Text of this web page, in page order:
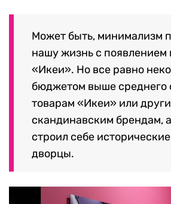
Может быть, минимализм
нашу жизнь с появлением
«Икеи». Но все равно
бюджетом выше среднего
товарам «Икеи» или
скандинавским брендам,
строил себе
дворцы.